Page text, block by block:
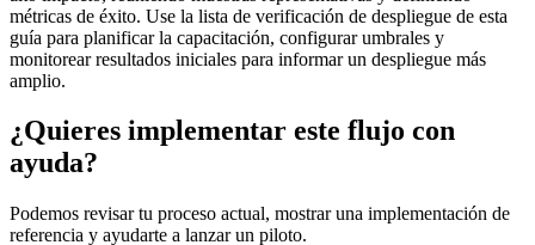
métricas de éxito. Use la lista de verificación de despliegue de esta
guía para planificar la capacitación, configurar umbrales y
monitorear resultados iniciales para informar un despliegue más
amplio.
¿Quieres implementar este flujo con
ayuda?
Podemos revisar tu proceso actual, mostrar una implementación de
referencia y ayudarte a lanzar un piloto.